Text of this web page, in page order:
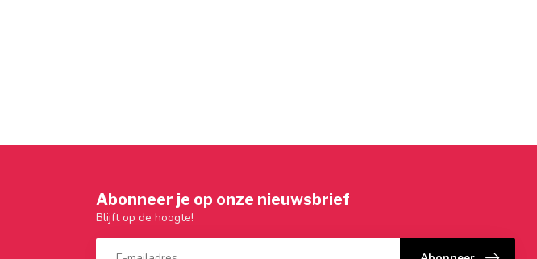
Abonneer je op onze nieuwsbrief
Blijft op de hoogte!